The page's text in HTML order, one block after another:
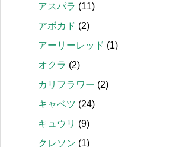
アスパラ (11)
アボカド (2)
アーリーレッド (1)
オクラ (2)
カリフラワー (2)
キャベツ (24)
キュウリ (9)
クレソン (1)